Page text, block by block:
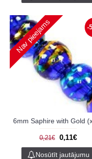
-
Nav pieejams
6mm Saphire with Gold
0,21€ 0,11€
Nosūtīt jautājumu